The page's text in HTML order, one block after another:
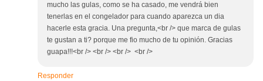
mucho las gulas, como se ha casado, me vendrá bien
tenerlas en el congelador para cuando aparezca un dia
hacerle esta gracia. Una pregunta,<br /> que marca de gulas
te gustan a ti? porque me fio mucho de tu opinión. Gracias
guapa!!!<br /> <br /> <br /> <br />
Responder